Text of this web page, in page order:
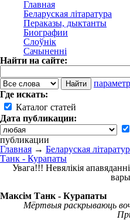
Главная
Беларуская літаратура
Пераказы, дыктанты
Биографии
Слоўнік
Сачыненні
Найти на сайте:
Где искать:
Каталог статей
Дата публикации:
публикации
Главная → Беларуская
Танк - Курапаты
Увага!!! Невялікія
Максім Танк - Курапаты
Мёртвыя раскрываюць